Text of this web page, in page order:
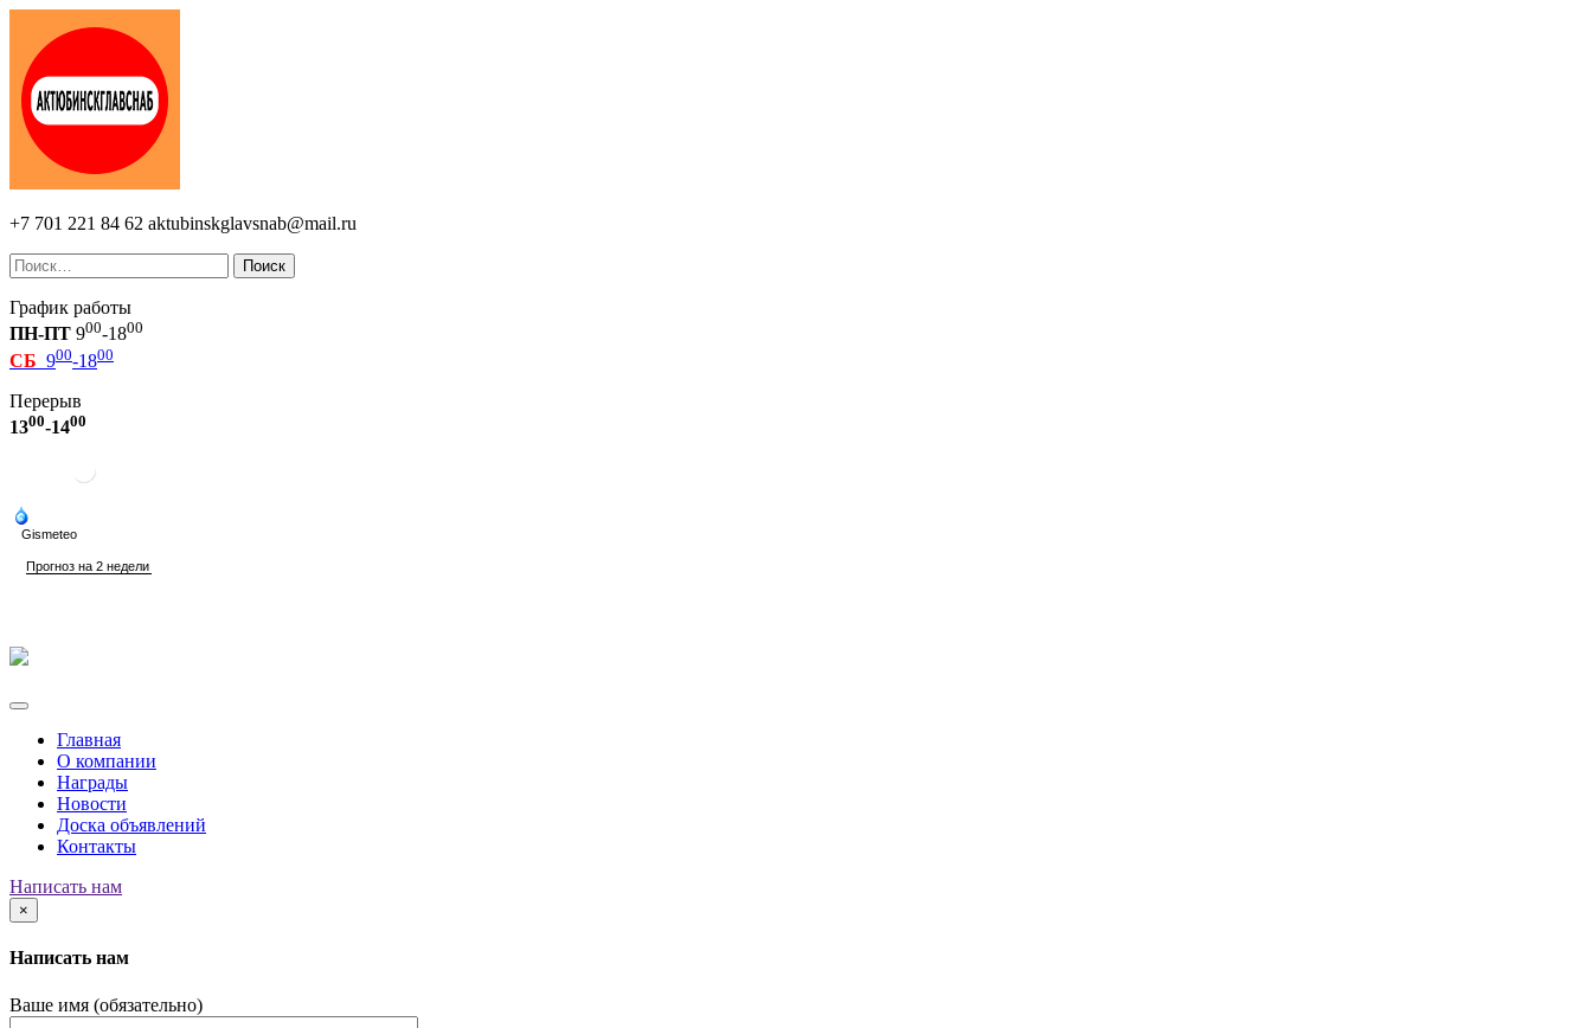
+7 701 221 84 62 aktubinskglavsnab@mail.ru
Поиск
График работы
ПН-ПТ 900-1800
СБ 900-1800
Перерыв
1300-1400
Главная
О компании
Награды
Новости
Доска объявлений
Контакты
Написать нам
×
Написать нам
Ваше имя (обязательно)